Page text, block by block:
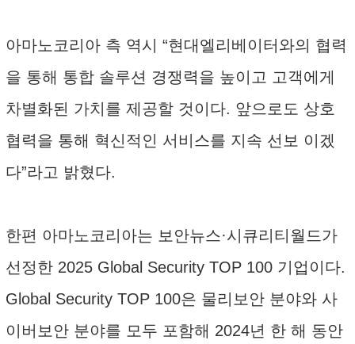
아마노코리아 측 역시 “현대엘리베이터와의 협력
을 통해 통합 솔루션 경쟁력을 높이고 고객에게
차별화된 가치를 제공할 것이다. 앞으로도 상호
협력을 통해 혁신적인 서비스를 지속 선보 이겠
다”라고 밝혔다.
한편 아마노코리아는 보안뉴스·시큐리티월드가
선정한 2025 Global Security TOP 100 기업이다.
Global Security TOP 100은 물리보안 분야와 사
이버보안 분야를 모두 포함해 2024년 한 해 동안